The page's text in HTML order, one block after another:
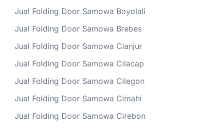
Jual Folding Door Samowa Boyolali
Jual Folding Door Samowa Brebes
Jual Folding Door Samowa Cianjur
Jual Folding Door Samowa Cilacap
Jual Folding Door Samowa Cilegon
Jual Folding Door Samowa Cimahi
Jual Folding Door Samowa Cirebon